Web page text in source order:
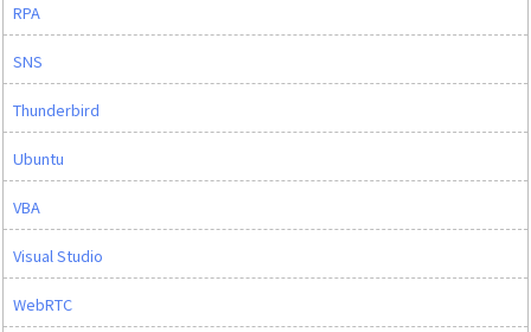
RPA
SNS
Thunderbird
Ubuntu
VBA
Visual Studio
WebRTC